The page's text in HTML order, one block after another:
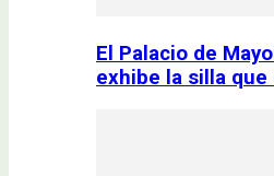
El Palacio de
exhibe la silla